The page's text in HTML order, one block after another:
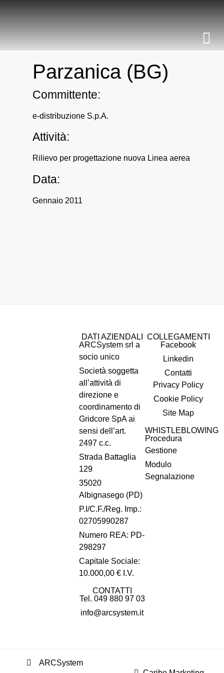
Parzanica (BG)
Committente:
e-distribuzione S.p.A.
Attività:
Rilievo per progettazione nuova Linea aerea
Data:
Gennaio 2011
DATI AZIENDALI
ARCSystem srl a
socio unico
Società soggetta
all’attività di
direzione e
coordinamento di
Gridcore SpA ai
sensi dell’art.
2497 c.c.
Strada Battaglia
129
35020
Albignasego (PD)
P.I/C.F./Reg. Imp.:
02705990287
Numero REA: PD-
298297
Capitale Sociale:
10.000,00 € I.V.
CONTATTI
Tel. 049 880 97 03
info@arcsystem.it
COLLEGAMENTI
Facebook
Linkedin
Contatti
Privacy Policy
Cookie Policy
Site Map
WHISTLEBLOWING
Procedura
Gestione
Modulo
Segnalazione
ARCSystem